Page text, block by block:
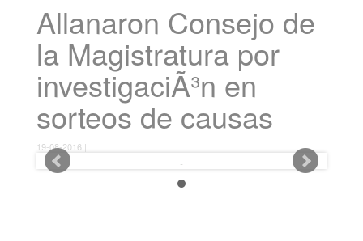
Allanaron Consejo de
la Magistratura por
investigaciÃ³n en
sorteos de causas
19-08-2016 |